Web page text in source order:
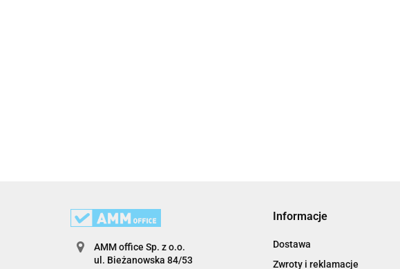
AMM office Sp. z o.o.
ul. Bieżanowska 84/53
Informacje
Dostawa
Zwroty i reklamacje